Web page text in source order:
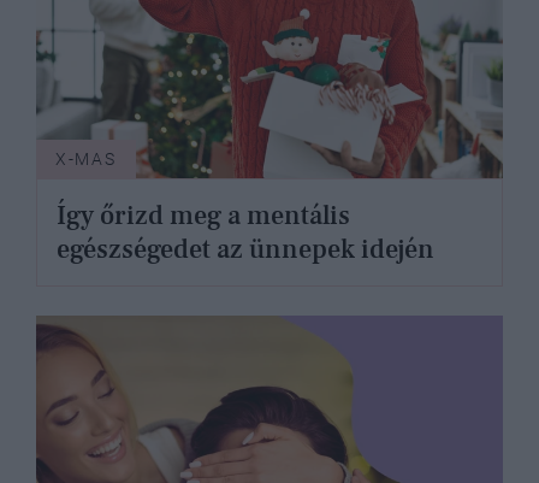
X-MAS
Így őrizd meg a mentális
egészségedet az ünnepek idején